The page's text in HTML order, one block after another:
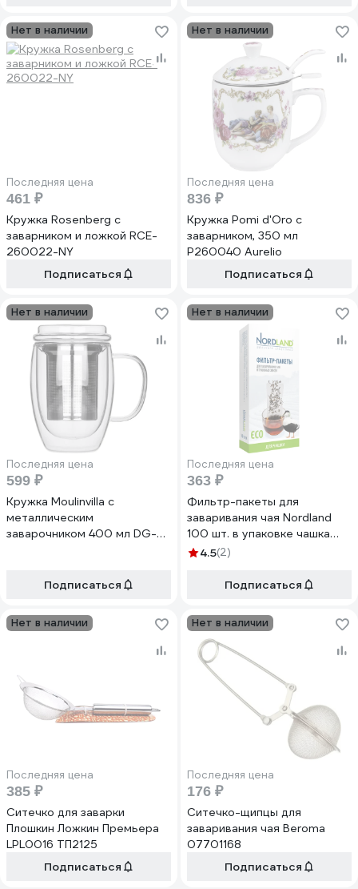
Нет в наличии
Последняя цена
461 ₽
Кружка Rosenberg с
заварником и ложкой RCE-
260022-NY
Подписаться
Нет в наличии
Последняя цена
836 ₽
Кружка Pomi d'Oro с
заварником, 350 мл
P260040 Aurelio
Подписаться
Нет в наличии
Последняя цена
599 ₽
Кружка Moulinvilla с
металлическим
заварочником 400 мл DG-C-
Подписаться
Нет в наличии
Последняя цена
363 ₽
Фильтр-пакеты для
заваривания чая Nordland
100 шт. в упаковке чашка
393491
4.5(2)
Подписаться
Нет в наличии
Последняя цена
385 ₽
Ситечко для заварки
Плошкин Ложкин Премьера
LPL0016 ТП2125
Подписаться
Нет в наличии
Последняя цена
176 ₽
Ситечко-щипцы для
заваривания чая Beroma
07701168
Подписаться